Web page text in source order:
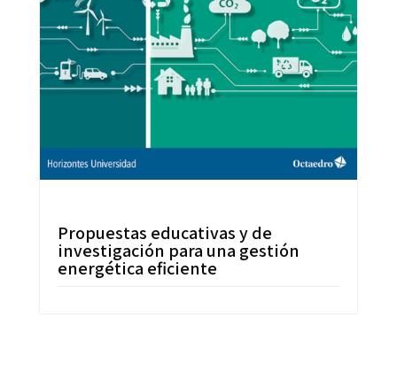
Propuestas educativas y de
investigación para una gestión
energética eficiente